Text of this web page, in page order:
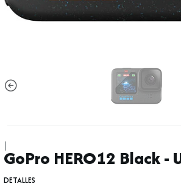
|
GoPro HERO12 Black -
DETALLES